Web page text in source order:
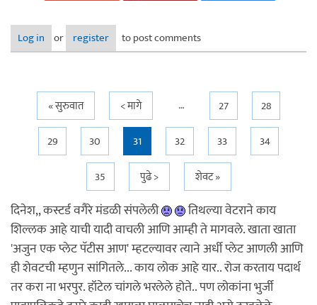
Log in or register to post comments
Pages« सुरुवात < मागे … 27
28
29
30 31 32 33
34
35
पुढे > शेवट »
दिनेश,, कस्टर्ड वगैरे मंडळी संपलेली
तिथल्या वेटराने काय
शिल्लक आहे याची यादी वाचली आणि आम्ही ते मागवले. खाता खाता
'अजुन एक प्लेट पॅटीस आण' म्हटल्यावर त्याने अर्धी प्लेट आणली आणि
ही शेवटची म्हणुन सांगितले... काय लोक आहे यार.. रोज करताय पदार्थ
तर करा ना भरपुर. हॉटेल चांगले भरलेले होते.. पण लोकांना भुर्जी